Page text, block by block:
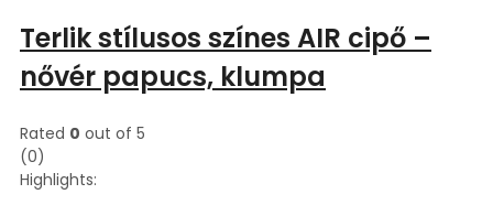
Terlik stílusos színes AIR cipő –
nővér papucs, klumpa
Rated 0 out of 5
(0)
Highlights: